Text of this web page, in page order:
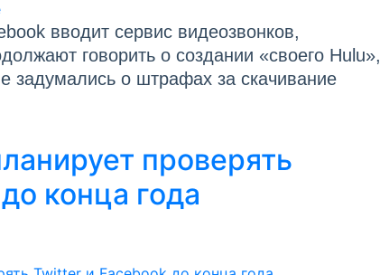
вводит сервис видеозвонков,
говорить о создании «своего Hulu»,
задумались о штрафах за скачивание
проверять
конца года